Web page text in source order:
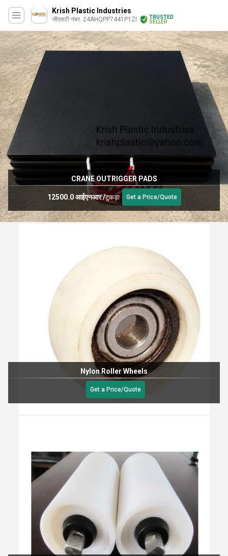
Krish Plastic Industries
जीएसटी नंबर. 24AHQPP7441P1ZI
TRUSTED
SELLER
CRANE OUTRIGGER PADS
12500.0 आईएनआर/टुकड़ा Get a Price/Quote
Nylon Roller Wheels
Get a Price/Quote